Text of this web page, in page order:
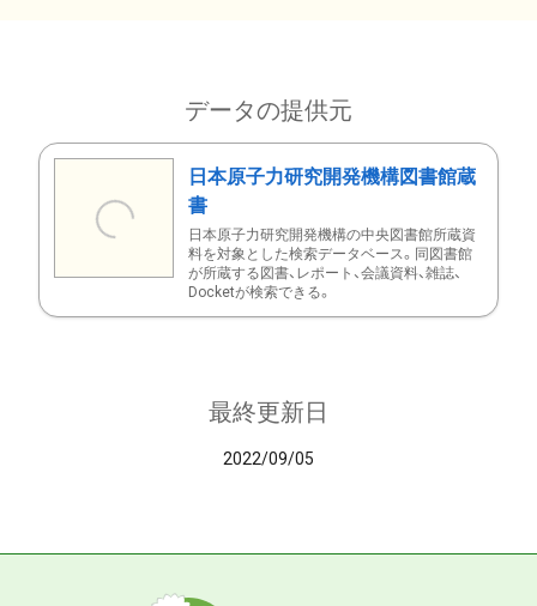
データの提供元
日本原子力研究開発機構図書館蔵
書
日本原子力研究開発機構の中央図書館所蔵資
料を対象とした検索データベース。同図書館
が所蔵する図書、レポート、会議資料、雑誌、
Docketが検索できる。
最終更新日
2022/09/05